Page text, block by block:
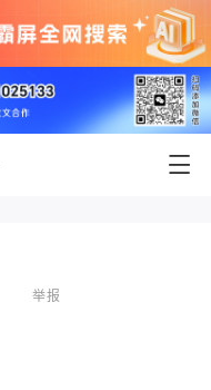
举报